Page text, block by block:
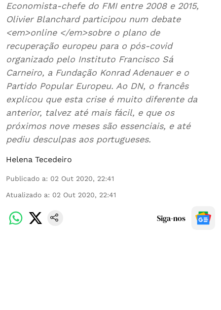
Economista-chefe do FMI entre 2008 e 2015,
Olivier Blanchard participou num debate
<em>online </em>sobre o plano de
recuperação europeu para o pós-covid
organizado pelo Instituto Francisco Sá
Carneiro, a Fundação Konrad Adenauer e o
Partido Popular Europeu. Ao DN, o francês
explicou que esta crise é muito diferente da
anterior, talvez até mais fácil, e que os
próximos nove meses são essenciais, e até
pediu desculpas aos portugueses.
Helena Tecedeiro
Publicado a: 02 Out 2020, 22:41
Atualizado a: 02 Out 2020, 22:41
Siga-nos